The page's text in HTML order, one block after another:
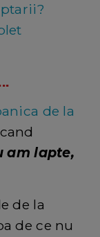
de la
am lapte,
de la
de ce nu